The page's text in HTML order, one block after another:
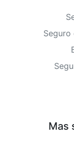
Seguro
Mas